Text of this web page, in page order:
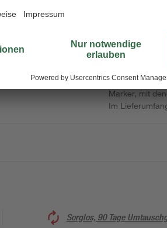
Dieses
Ihre Notizen
Magneten
feststecken.
Marker, mit
Im
Sorglos, 90 Tage